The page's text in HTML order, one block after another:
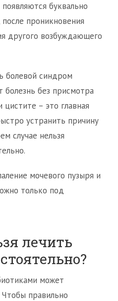
буквально
проникновения
другого возбуждающего
болевой синдром
болезнь без присмотра
– это главная
устранить причину
случае нельзя
мочевого пузыря и
только под
лечить
может
Чтобы правильно